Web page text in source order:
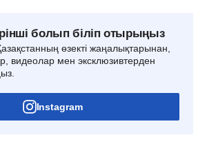
болып біліп отырыңыз
өзекті жаңалықтарынан,
видеолар мен эксклюзивтерден
Instagram